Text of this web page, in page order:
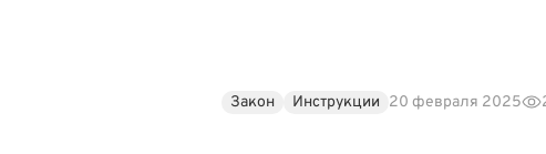
Закон Инструкции 20 февраля 2025